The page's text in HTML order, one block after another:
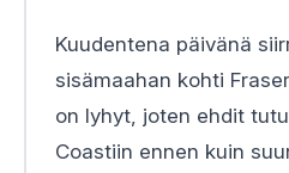
Kuudentena päivänä
sisämaahan kohti
on lyhyt, joten ehdit
Coastiin ennen kuin